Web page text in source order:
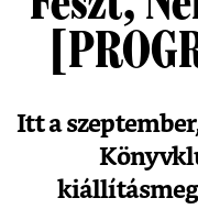
Itt a